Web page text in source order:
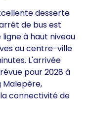
desserte
de bus est
à haut niveau
au centre-ville
L'arrivée
pour 2028 à
Malepère,
connectivité de